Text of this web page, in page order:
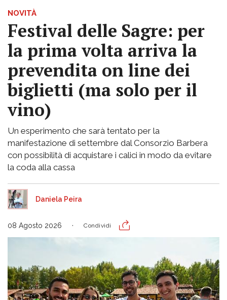
NOVITÀ
Festival delle Sagre: per
la prima volta arriva la
prevendita on line dei
biglietti (ma solo per il
vino)
Un esperimento che sarà tentato per la
manifestazione di settembre dal Consorzio Barbera
con possibilità di acquistare i calici in modo da evitare
la coda alla cassa
Daniela Peira
08 Agosto 2026 Condividi